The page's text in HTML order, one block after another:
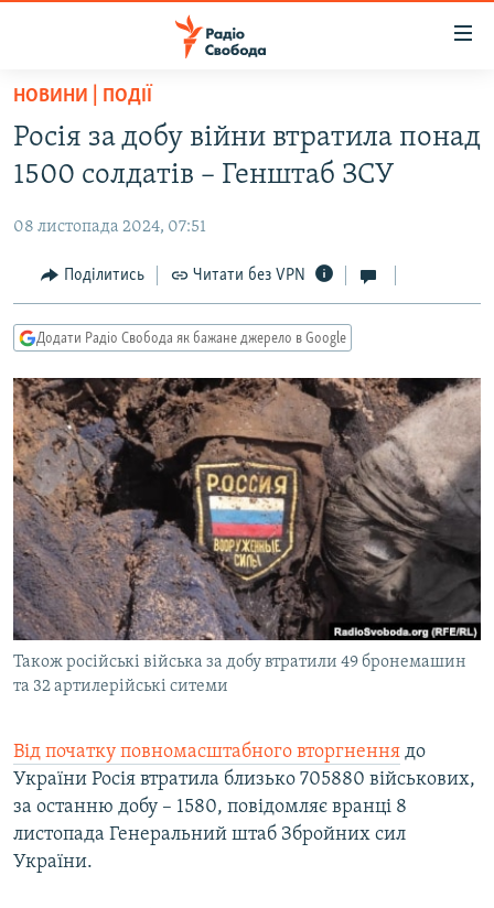
Перейти
основного
матеріалу
до
навігації
Перейти
до
РАДІО СВОБОДА – 70 РОКІВ
ВСЕ ЗА ДОБУ
ПОЛІТИКА
ЕКОНОМІКА
КУЛЬТУРА
СПОРТ
УКРАЇНА
СВІТ
ВІЙНА
РОСІЙСЬКА «ФІЛЬТРАЦІЯ»
КРИМ.РЕАЛІЇ
ТИ ЯК?
СХЕМИ
ПРИАЗОВ’Я
КИТАЙ.ВИКЛИКИ
МУЛЬТИМЕДІА
ФОТО
СПЕЦПРОЄКТИ
ПОДКАСТИ
РУС
УКР
КТАТ
НОВИНИ | ПОДІЇ
Росія за добу війни втратила понад
1500 солдатів – Генштаб ЗСУ
08 листопада 2024, 07:51
Поділитись Читати без VPN
Додати Радіо Свобода як бажане джерело в Google
Також російські війська за добу втратили 49 бронемашин
та 32 артилерійські ситеми
Від початку повномасштабного вторгнення до
України Росія втратила близько 705880 військових,
за останню добу – 1580, повідомляє вранці 8
листопада Генеральний штаб Збройних сил
України.